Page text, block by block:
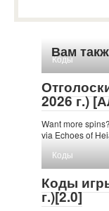
Вам
Коды
2026 г.)
Want more
via Echoes of
Коды
Коды
г.)[2.0]